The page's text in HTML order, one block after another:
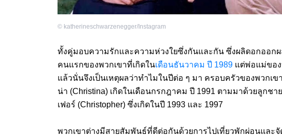
© katherineschwarzenegger/Instagram
ทั้งคู่มอบความรักและความห่วงใยซึ่งกันและกัน ซึ่งผลิดอกออก
คนแรกของพวกเขาที่เกิดในเดือนธันวาคม ปี 1989 แต่พ่อแม่ขอ
แล้วนั่นจึงเป็นเหตุผลว่าทำไมในปีต่อ ๆ มา ครอบครัวของพวกเ
น่า (Christina) เกิดในเดือนกรกฎาคม ปี 1991 ตามมาด้วยลูกช
เฟอร์ (Christopher) ซึ่งเกิดในปี 1993 และ 1997
พวกเขาต่างมีสายสัมพันธ์ที่ดีต่อกันด้วยการไปเที่ยวพักผ่อนและ